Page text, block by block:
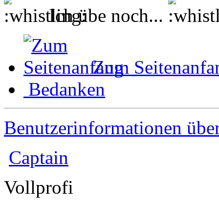
Ich übe noch...
Zum
Bedanken
Benutzerinformationen
Captain
Vollprofi